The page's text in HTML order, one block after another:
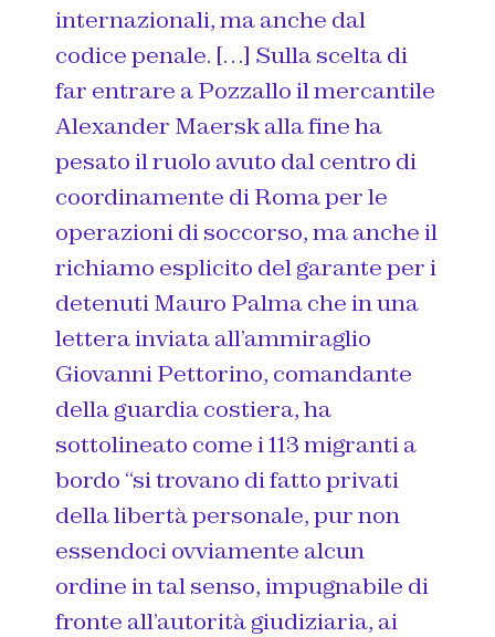
internazionali, ma anche dal
codice penale. […] Sulla scelta di
far entrare a Pozzallo il mercantile
Alexander Maersk alla fine ha
pesato il ruolo avuto dal centro di
coordinamente di Roma per le
operazioni di soccorso, ma anche il
richiamo esplicito del garante per i
detenuti Mauro Palma che in una
lettera inviata all’ammiraglio
Giovanni Pettorino, comandante
della guardia costiera, ha
sottolineato come i 113 migranti a
bordo “si trovano di fatto privati
della libertà personale, pur non
essendoci ovviamente alcun
ordine in tal senso, impugnabile di
fronte all’autorità giudiziaria, ai